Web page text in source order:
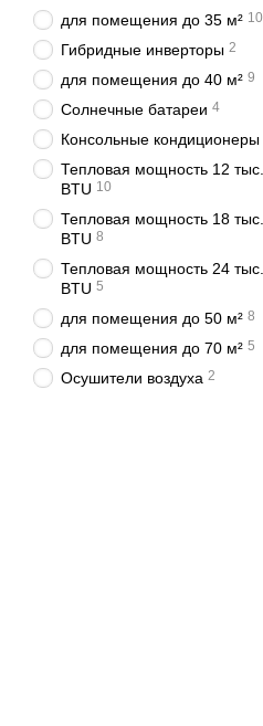
для помещения до 35 м² 10
Гибридные инверторы 2
для помещения до 40 м² 9
Солнечные батареи 4
Консольные кондиционеры
Тепловая мощность 12 тыс.
BTU 10
Тепловая мощность 18 тыс.
BTU 8
Тепловая мощность 24 тыс.
BTU 5
для помещения до 50 м² 8
для помещения до 70 м² 5
Осушители воздуха 2